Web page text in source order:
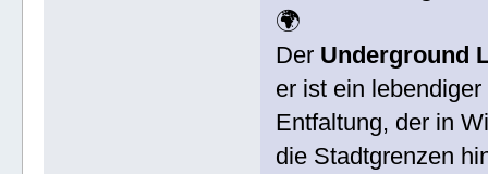
🌍
Der Underground
er ist ein
Entfaltung, der in
die Stadtgrenzen